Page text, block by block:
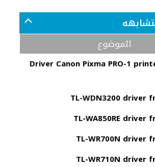
الموضوع
Driver Canon Pixma PRO-1
TL-WDN3200 driver
TL-WA850RE driver
TL-WR700N driver
TL-WR710N driver